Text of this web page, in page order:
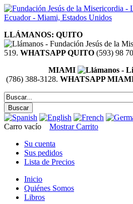
LLÁMANOS: QUITO
519. WHATSAPP QUITO (593) 98
MIAMI
(786) 388-3128. WHATSAPP
Carro vacío
Mostrar Carrito
Su cuenta
Sus pedidos
Lista de Precios
Inicio
Quiénes Somos
Libros